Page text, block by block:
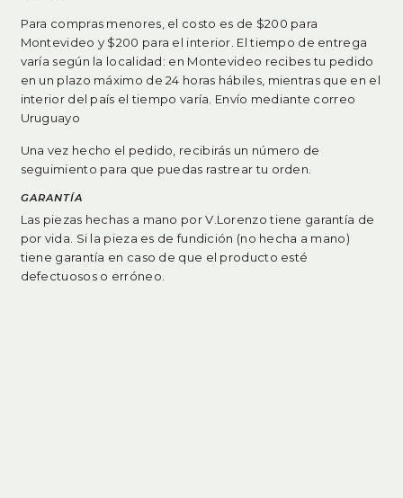
Para compras menores, el costo es de $200 para
Montevideo y $200 para el interior. El tiempo de entrega
varía según la localidad: en Montevideo recibes tu pedido
en un plazo máximo de 24 horas hábiles, mientras que en el
interior del país el tiempo varía. Envío mediante correo
Uruguayo
Una vez hecho el pedido, recibirás un número de
seguimiento para que puedas rastrear tu orden.
GARANTÍA
Las piezas hechas a mano por V.Lorenzo tiene garantía de
por vida. Si la pieza es de fundición (no hecha a mano)
tiene garantía en caso de que el producto esté
defectuosos o erróneo